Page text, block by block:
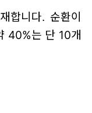
합니다. 순환이
40%는 단 10개